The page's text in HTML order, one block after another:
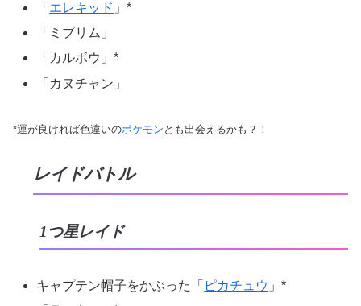
「 エレキッド 」*
「ミブリム」
「カルボウ」*
「カヌチャン」
*運が良ければ色違いのポケモン とも出会えるかも？！
レイドバトル
1つ星レイド
キャプテン帽子をかぶった「 ピカチュウ 」*